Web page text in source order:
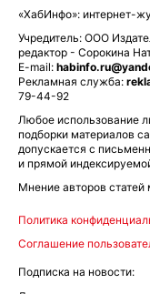
«ХабИнфо»: интернет-
Учредитель: ООО
редактор - Сорокина
E-mail:
Рекламная служба:
79-44-92
Любое использование
подборки материалов
допускается с
и прямой
Мнение авторов
Политика
Соглашение
Подписка на новости: